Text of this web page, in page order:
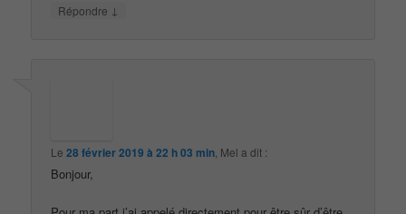
Répondre ↓
Le28 février 2019 à 22 h 03 min Mel a dit :
Bonjour,